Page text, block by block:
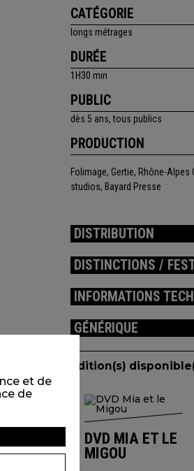
CATÉGORIE
longs métrages
DURÉE
1H30 min
PUBLIC
dès 5 ans, tous publics
PRODUCTION
Folimage, Gertie, Rhône-Alpes
studios, Bayard Presse
DISTRIBUTION
DISTINCTIONS /
INFORMATIONS
GÉNÉRIQUE
Edition(s)
DVD MIA ET LE
MIGOU
et de
de